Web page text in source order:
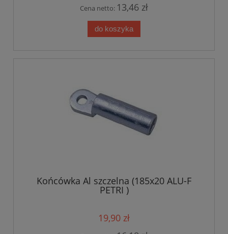
Cena netto: 13,46 zł
do koszyka
Końcówka Al szczelna (185x20 ALU-F
PETRI )
19,90 zł